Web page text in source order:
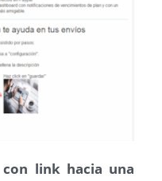
link hacia una